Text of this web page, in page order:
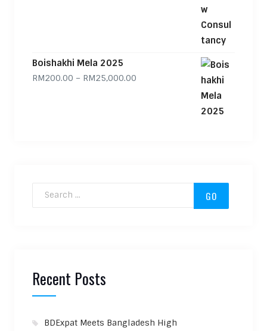
Boishakhi Mela 2025
RM200.00 – RM25,000.00Price range: RM200.00 through
Recent Posts
BDExpat Meets Bangladesh High